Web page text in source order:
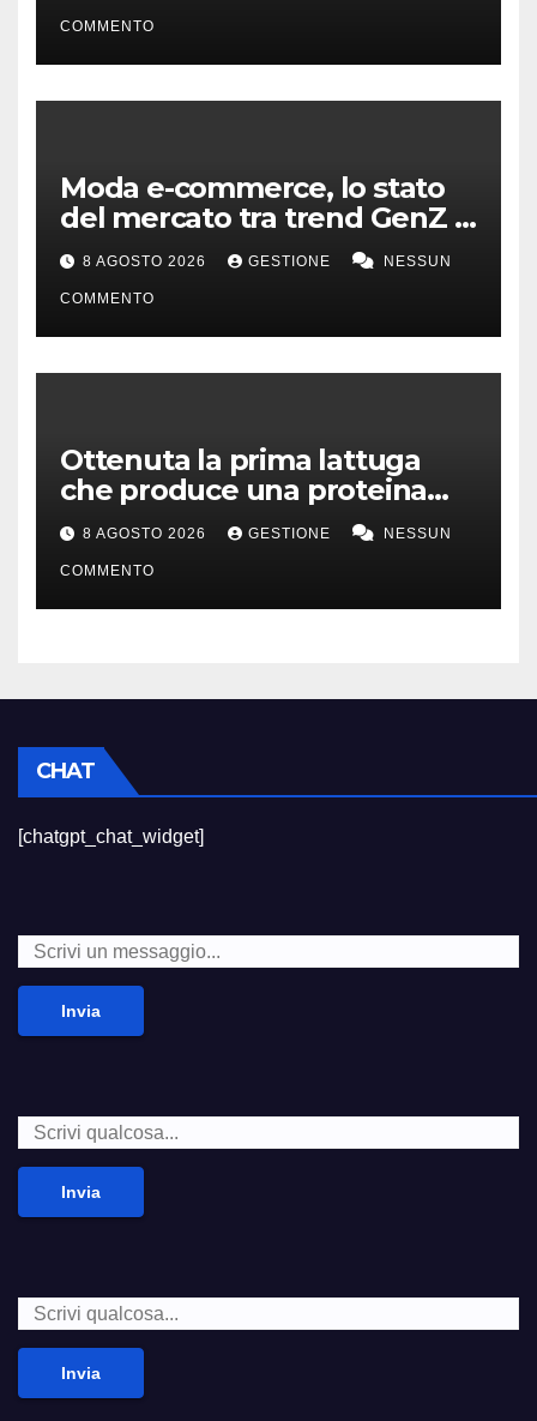
COMMENTO
Moda e-commerce, lo stato
del mercato tra trend GenZ e
second hand
8 AGOSTO 2026 GESTIONE NESSUN
COMMENTO
Ottenuta la prima lattuga
che produce una proteina
chiave della carne
8 AGOSTO 2026 GESTIONE NESSUN
COMMENTO
CHAT
[chatgpt_chat_widget]
Invia
Invia
Invia